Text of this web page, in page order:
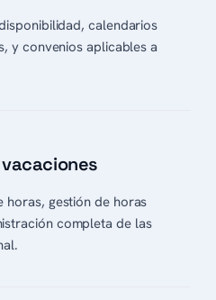
calendarios
y convenios aplicables a
horas, gestión de horas
completa de las